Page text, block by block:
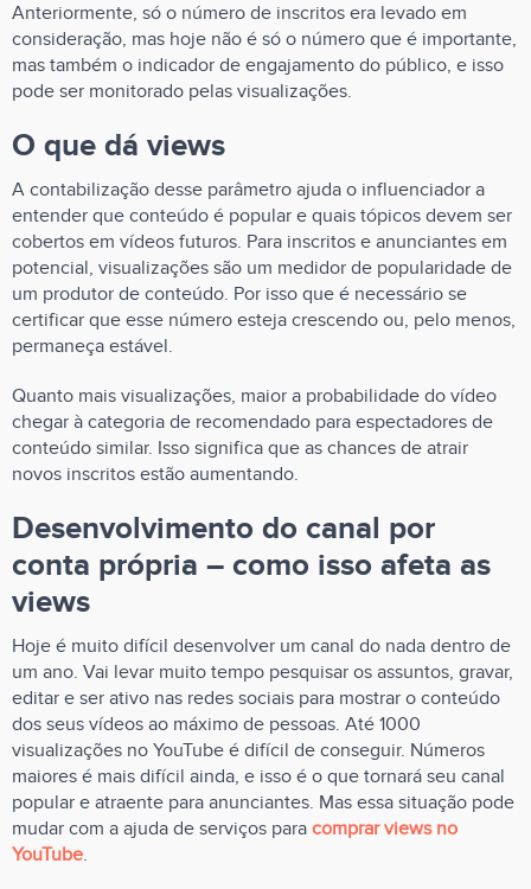
Anteriormente, só o número de inscritos era levado em
consideração, mas hoje não é só o número que é importante,
mas também o indicador de engajamento do público, e isso
pode ser monitorado pelas visualizações.
O que dá views
A contabilização desse parâmetro ajuda o influenciador a
entender que conteúdo é popular e quais tópicos devem ser
cobertos em vídeos futuros. Para inscritos e anunciantes em
potencial, visualizações são um medidor de popularidade de
um produtor de conteúdo. Por isso que é necessário se
certificar que esse número esteja crescendo ou, pelo menos,
permaneça estável.
Quanto mais visualizações, maior a probabilidade do vídeo
chegar à categoria de recomendado para espectadores de
conteúdo similar. Isso significa que as chances de atrair
novos inscritos estão aumentando.
Desenvolvimento do canal por
conta própria – como isso afeta as
views
Hoje é muito difícil desenvolver um canal do nada dentro de
um ano. Vai levar muito tempo pesquisar os assuntos, gravar,
editar e ser ativo nas redes sociais para mostrar o conteúdo
dos seus vídeos ao máximo de pessoas. Até 1000
visualizações no YouTube é difícil de conseguir. Números
maiores é mais difícil ainda, e isso é o que tornará seu canal
popular e atraente para anunciantes. Mas essa situação pode
mudar com a ajuda de serviços para comprar views no
YouTube.